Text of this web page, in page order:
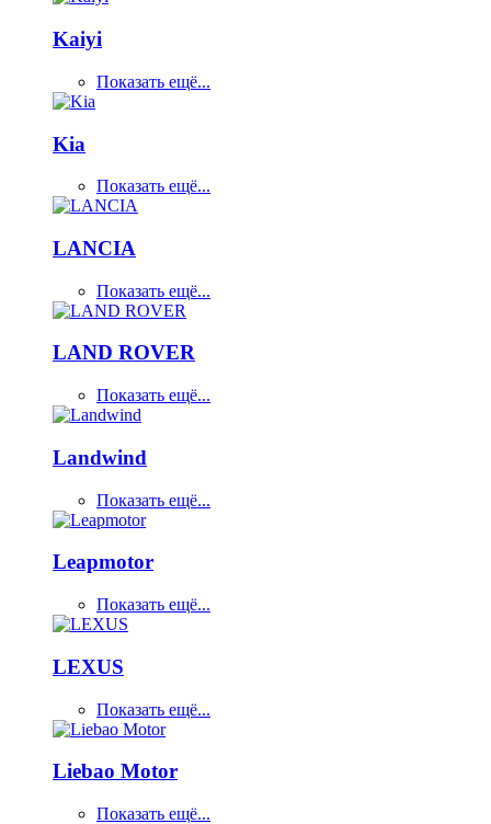
Kaiyi
Показать ещё...
Kia
Показать ещё...
LANCIA
Показать ещё...
LAND ROVER
Показать ещё...
Landwind
Показать ещё...
Leapmotor
Показать ещё...
LEXUS
Показать ещё...
Liebao Motor
Показать ещё...